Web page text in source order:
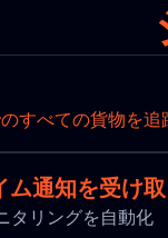
すべての貨物を追
ム通知を受け
タリングを自動化